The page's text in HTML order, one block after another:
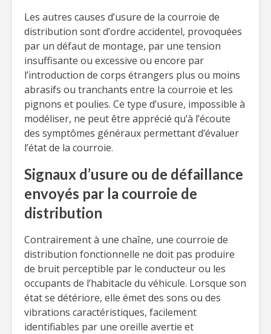
Les autres causes d’usure de la courroie de
distribution sont d’ordre accidentel, provoquées
par un défaut de montage, par une tension
insuffisante ou excessive ou encore par
l’introduction de corps étrangers plus ou moins
abrasifs ou tranchants entre la courroie et les
pignons et poulies. Ce type d’usure, impossible à
modéliser, ne peut être apprécié qu’à l’écoute
des symptômes généraux permettant d’évaluer
l’état de la courroie.
Signaux d’usure ou de défaillance
envoyés par la courroie de
distribution
Contrairement à une chaîne, une courroie de
distribution fonctionnelle ne doit pas produire
de bruit perceptible par le conducteur ou les
occupants de l’habitacle du véhicule. Lorsque son
état se détériore, elle émet des sons ou des
vibrations caractéristiques, facilement
identifiables par une oreille avertie et